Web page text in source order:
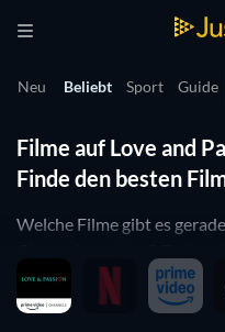
Neu Beliebt Sport Guide
Filme auf Love and
Finde den besten
Welche Filme gibt es
von JustWatch alle zum
Love and Passion Amazon